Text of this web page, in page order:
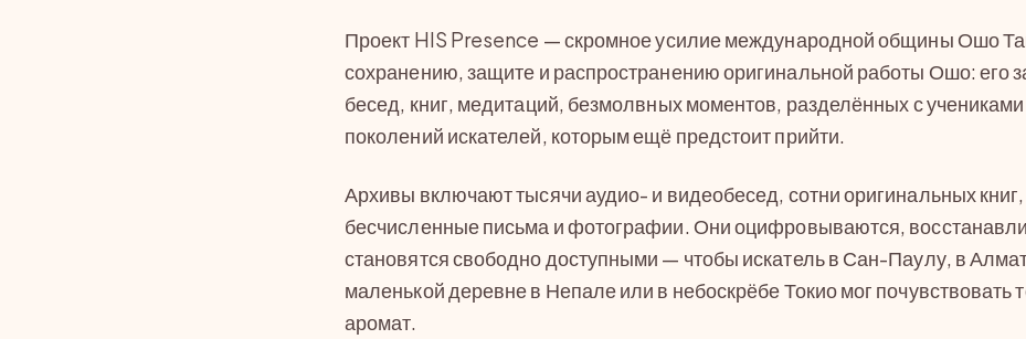
Проект HIS Presence — скромное усилие международной общины Ошо
сохранению, защите и распространению оригинальной работы Ошо: его
бесед, книг, медитаций, безмолвных моментов, разделённых с
поколений искателей, которым ещё предстоит прийти.
Архивы включают тысячи аудио- и видеобесед, сотни оригинальных книг,
бесчисленные письма и фотографии. Они оцифровываются,
становятся свободно доступными — чтобы искатель в Сан-Паулу, в
маленькой деревне в Непале или в небоскрёбе Токио мог почувствовать
аромат.